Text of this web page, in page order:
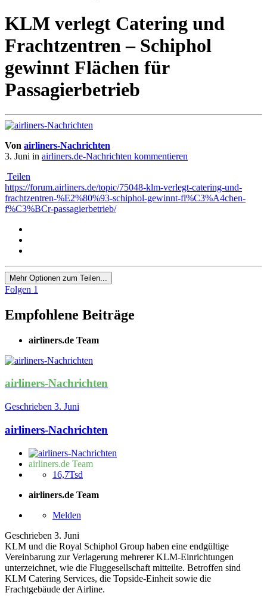
KLM verlegt Catering und
Frachtzentren – Schiphol
gewinnt Flächen für
Passagierbetrieb
Von airliners-Nachrichten
3. Juni in airliners.de-Nachrichten kommentieren
Teilen
https://forum.airliners.de/topic/75048-klm-verlegt-catering-und-
frachtzentren-%E2%80%93-schiphol-gewinnt-fl%C3%A4chen-
f%C3%BCr-passagierbetrieb/
Mehr Optionen zum Teilen...
Folgen 1
Empfohlene Beiträge
airliners.de Team
airliners-Nachrichten
Geschrieben 3. Juni
airliners-Nachrichten
airliners.de Team
16,7Tsd
airliners.de Team
Melden
Geschrieben 3. Juni
KLM und die Royal Schiphol Group haben eine endgültige
Vereinbarung zur Verlagerung mehrerer KLM-Einrichtungen
unterzeichnet, wie die Fluggesellschaft mitteilte. Betroffen sind
KLM Catering Services, die Topside-Einheit sowie die
Frachtgebäude der Airline.